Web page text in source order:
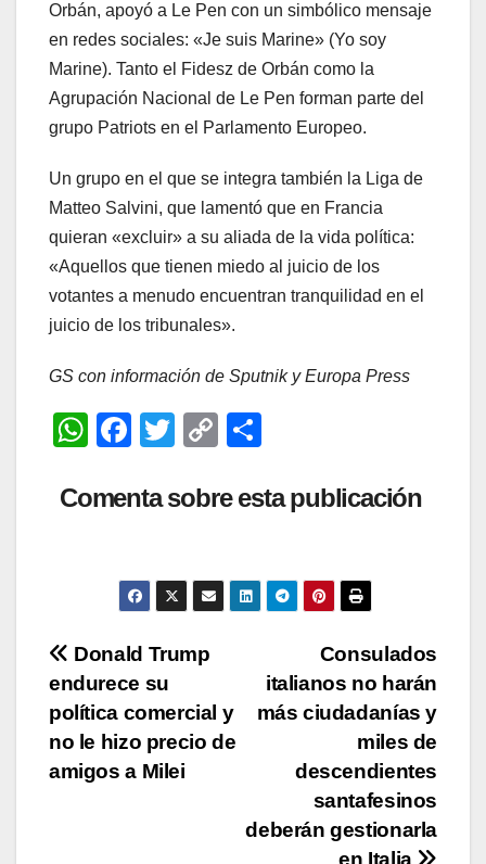
Orbán, apoyó a Le Pen con un simbólico mensaje
en redes sociales: «Je suis Marine» (Yo soy
Marine). Tanto el Fidesz de Orbán como la
Agrupación Nacional de Le Pen forman parte del
grupo Patriots en el Parlamento Europeo.
Un grupo en el que se integra también la Liga de
Matteo Salvini, que lamentó que en Francia
quieran «excluir» a su aliada de la vida política:
«Aquellos que tienen miedo al juicio de los
votantes a menudo encuentran tranquilidad en el
juicio de los tribunales».
GS con información de Sputnik y Europa Press
W
at
F
c
o
o
k
T
tt
C
p
n
m
tir
Comenta sobre esta publicación
Navegación
de
entradas
Consulados
italianos no harán
más ciudadanías y
miles de
descendientes
santafesinos
deberán gestionarla
en Italia
Donald Trump
endurece su
política comercial y
no le hizo precio de
amigos a Milei